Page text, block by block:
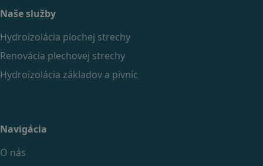
Naše služby
Hydroizolácia plochej strechy
Renovácia plechovej strechy
Hydroizolácia základov a pivníc
Navigácia
O nás